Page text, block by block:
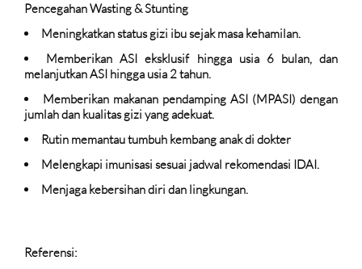
Pencegahan Wasting & Stunting
Meningkatkan status gizi ibu sejak masa kehamilan.
Memberikan ASI eksklusif hingga usia 6 bulan, dan
melanjutkan ASI hingga usia 2 tahun.
Memberikan makanan pendamping ASI (MPASI) dengan
jumlah dan kualitas gizi yang adekuat.
Rutin memantau tumbuh kembang anak di dokter
Melengkapi imunisasi sesuai jadwal rekomendasi IDAI.
Menjaga kebersihan diri dan lingkungan.
Referensi: